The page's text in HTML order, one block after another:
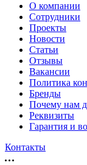
О компании
Сотрудники
Проекты
Новости
Статьи
Отзывы
Вакансии
Политика
Бренды
Почему нам
Реквизиты
Гарантия и
Контакты